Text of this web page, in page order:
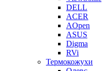
DELL
ACER
AOpen
ASUS
Digma
RVi
Термокожухи